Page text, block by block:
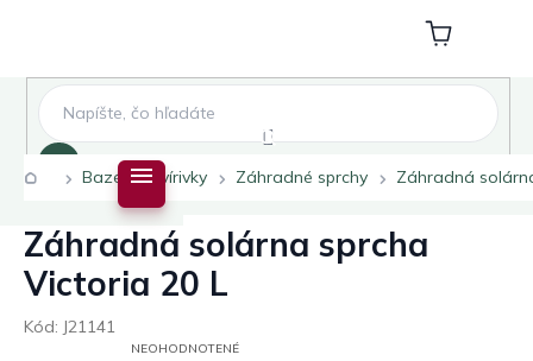
Nákupný
košík
Domov
Bazény a vírivky Záhradné sprchy Záhradná
Záhradná solárna sprcha
Victoria 20 L
Kód: J21141
PRIEMERNÉNEOHODNOTENÉ